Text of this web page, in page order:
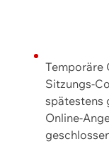
Temporäre
Sitzungs-
spätestens
Online-